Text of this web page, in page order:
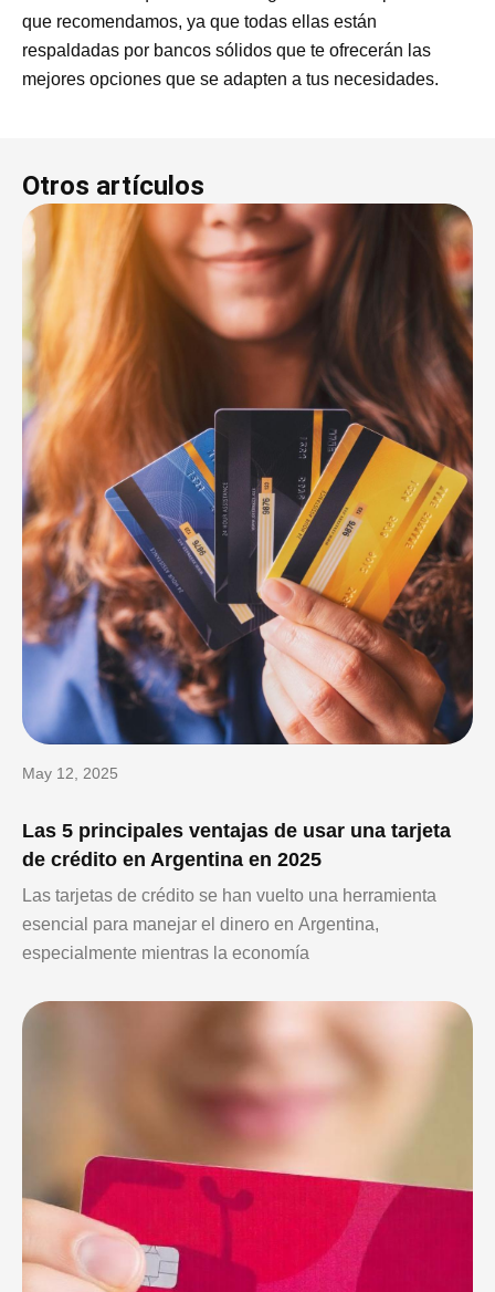
que recomendamos, ya que todas ellas están
respaldadas por bancos sólidos que te ofrecerán las
mejores opciones que se adapten a tus necesidades.
Otros artículos
Las 5 principales ventajas de usar una tarjeta
de crédito en Argentina en 2025
May 12, 2025
Las tarjetas de crédito se han vuelto una herramienta
esencial para manejar el dinero en Argentina,
especialmente mientras la economía